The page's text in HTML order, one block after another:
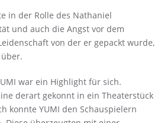
in der Rolle des Nathaniel
und auch die Angst vor dem
von der er gepackt wurde,
war ein Highlight für sich.
derart gekonnt in ein Theaterstück
konnte YUMI den Schauspielern